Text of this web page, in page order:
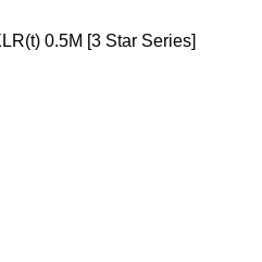
0.5M [3 Star Series]